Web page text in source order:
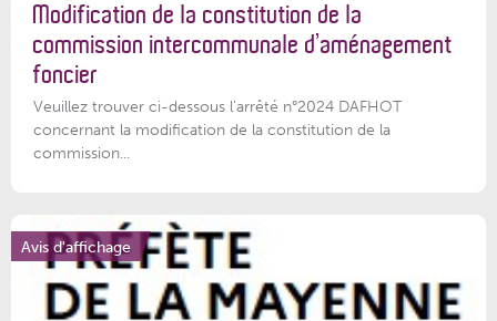
Modification de la constitution de la
commission intercommunale d’aménagement
foncier
Veuillez trouver ci-dessous l'arrêté n°2024 DAFHOT
concernant la modification de la constitution de la
commission...
Avis d'affichage